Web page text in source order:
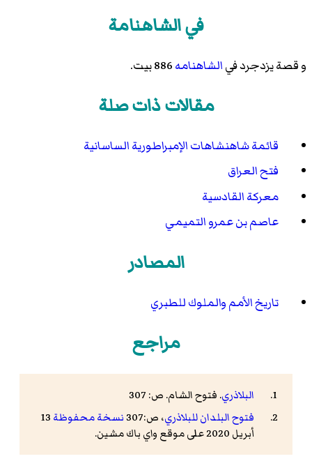
في الشاهنامة
و قصة يزدجرد فيالشاهنامه
مقالات ذات صلة
قائمة شاهنشاهات الإمبراطورية الساسانية
فتح العراق
معركة القادسية
عاصم بن عمرو التميمي
المصادر
تاريخ الأمم والملوكللطبري
مراجع
البلاذري. فتوح الشام. ص: 307
فتوح البلدانللبلاذري، ص:307 نسخة محفوظة 13
أبريل 2020 على موقع واي باك مشين.